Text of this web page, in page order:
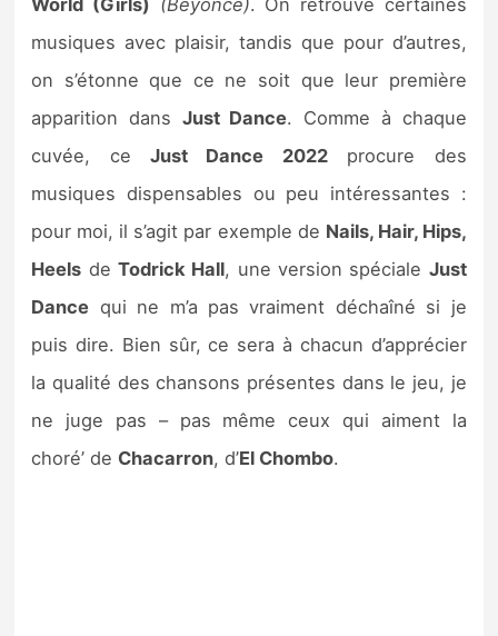
musiques avec plaisir, tandis que pour d’autres,
on s’étonne que ce ne soit que leur première
apparition dans Just Dance. Comme à chaque
cuvée, ceJust Dance 2022procure des
musiques dispensables ou peu intéressantes :
pour moi, il s’agit par exemple de Nails, Hair, Hips,
Heels de Todrick Hall, une version spéciale Just
Dance qui ne m’a pas vraiment déchaîné si je
puis dire. Bien sûr, ce sera à chacun d’apprécier
la qualité des chansons présentes dans le jeu, je
ne juge pas – pas même ceux qui aiment la
choré’ de Chacarron, d’El Chombo.